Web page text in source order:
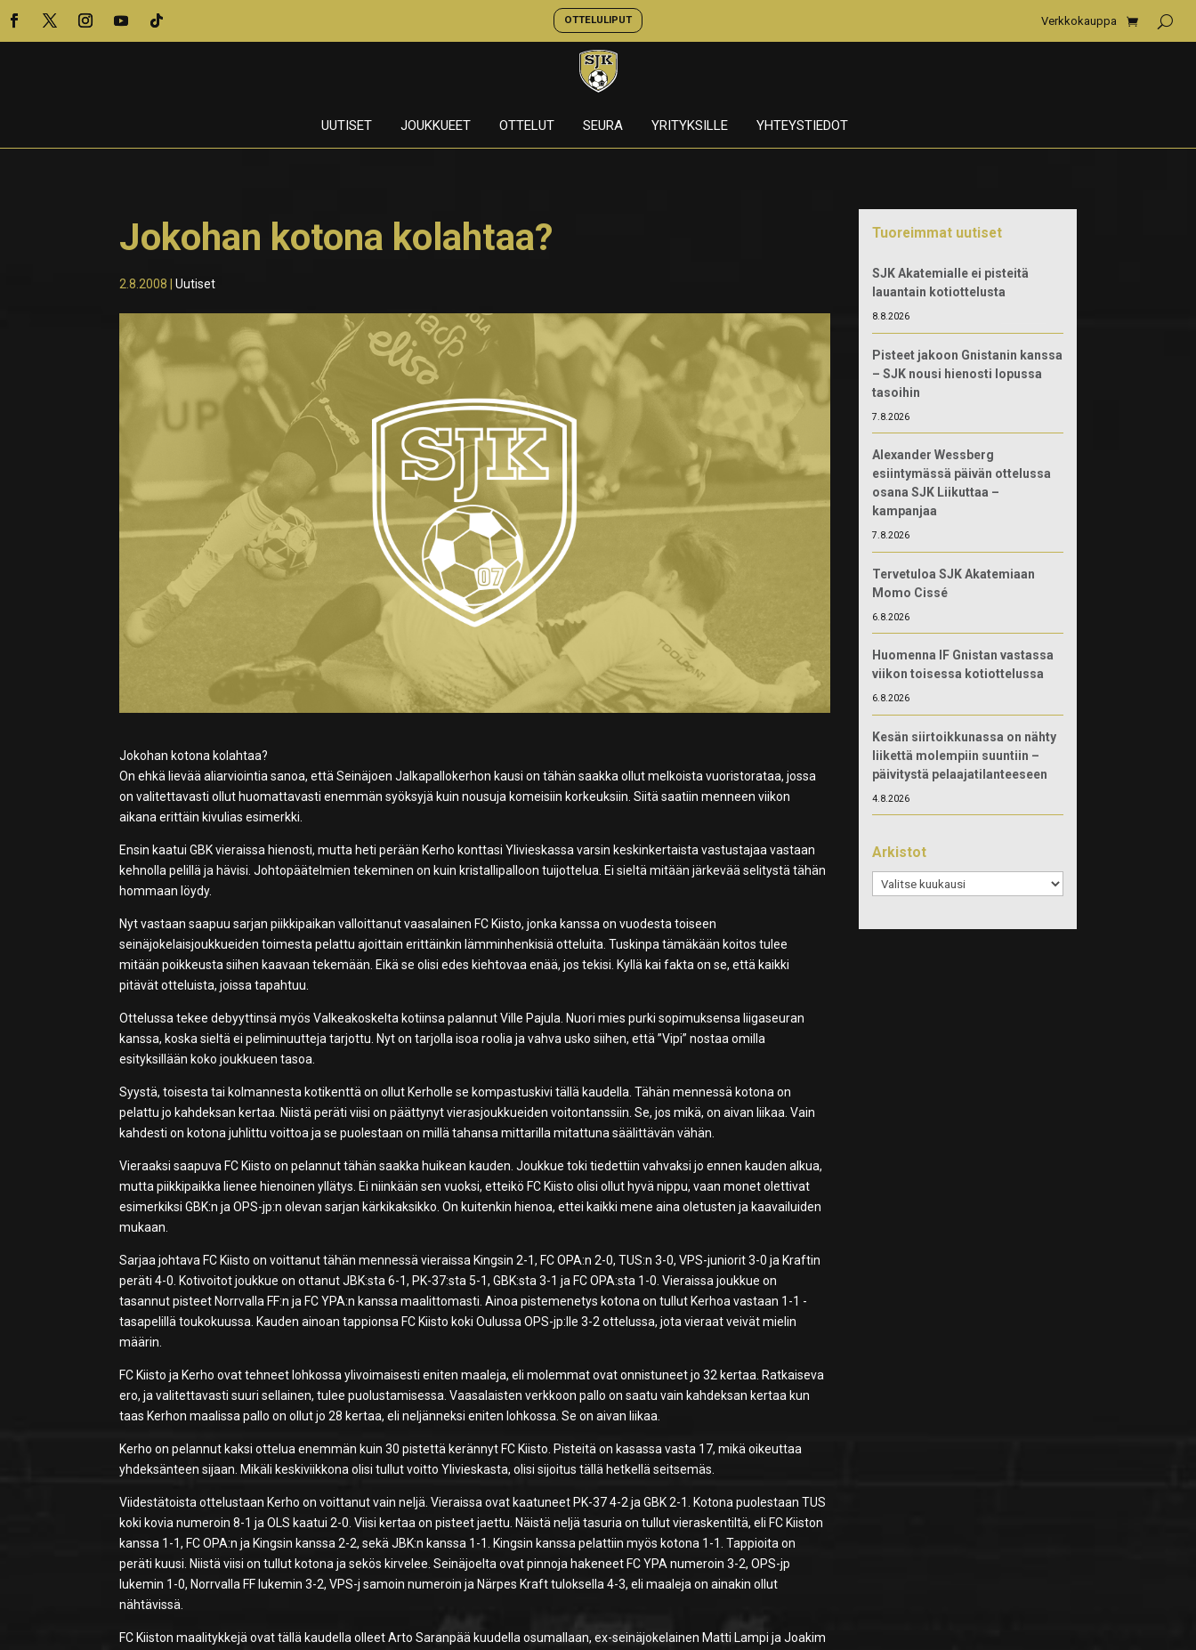
OTTELULIPUT Verkkokauppa
UUTISET JOUKKUEET OTTELUT SEURA YRITYKSILLE YHTEYSTIEDOT
Jokohan kotona kolahtaa?
2.8.2008 |Uutiset
Jokohan kotona kolahtaa?
On ehkä lievää aliarviointia sanoa, että Seinäjoen Jalkapallokerhon kausi on tähän saakka ollut melkoista vuoristorataa, jossa
on valitettavasti ollut huomattavasti enemmän syöksyjä kuin nousuja komeisiin korkeuksiin. Siitä saatiin menneen viikon
aikana erittäin kivulias esimerkki.
Ensin kaatui GBK vieraissa hienosti, mutta heti perään Kerho konttasi Ylivieskassa varsin keskinkertaista vastustajaa vastaan
kehnolla pelillä ja hävisi. Johtopäätelmien tekeminen on kuin kristallipalloon tuijottelua. Ei sieltä mitään järkevää selitystä tähän
hommaan löydy.
Nyt vastaan saapuu sarjan piikkipaikan valloittanut vaasalainen FC Kiisto, jonka kanssa on vuodesta toiseen
seinäjokelaisjoukkueiden toimesta pelattu ajoittain erittäinkin lämminhenkisiä otteluita. Tuskinpa tämäkään koitos tulee
mitään poikkeusta siihen kaavaan tekemään. Eikä se olisi edes kiehtovaa enää, jos tekisi. Kyllä kai fakta on se, että kaikki
pitävät otteluista, joissa tapahtuu.
Ottelussa tekee debyyttinsä myös Valkeakoskelta kotiinsa palannut Ville Pajula. Nuori mies purki sopimuksensa liigaseuran
kanssa, koska sieltä ei peliminuutteja tarjottu. Nyt on tarjolla isoa roolia ja vahva usko siihen, että ”Vipi” nostaa omilla
esityksillään koko joukkueen tasoa.
Syystä, toisesta tai kolmannesta kotikenttä on ollut Kerholle se kompastuskivi tällä kaudella. Tähän mennessä kotona on
pelattu jo kahdeksan kertaa. Niistä peräti viisi on päättynyt vierasjoukkueiden voitontanssiin. Se, jos mikä, on aivan liikaa. Vain
kahdesti on kotona juhlittu voittoa ja se puolestaan on millä tahansa mittarilla mitattuna säälittävän vähän.
Vieraaksi saapuva FC Kiisto on pelannut tähän saakka huikean kauden. Joukkue toki tiedettiin vahvaksi jo ennen kauden alkua,
mutta piikkipaikka lienee hienoinen yllätys. Ei niinkään sen vuoksi, etteikö FC Kiisto olisi ollut hyvä nippu, vaan monet olettivat
esimerkiksi GBK:n ja OPS-jp:n olevan sarjan kärkikaksikko. On kuitenkin hienoa, ettei kaikki mene aina oletusten ja kaavailuiden
mukaan.
Sarjaa johtava FC Kiisto on voittanut tähän mennessä vieraissa Kingsin 2-1, FC OPA:n 2-0, TUS:n 3-0, VPS-juniorit 3-0 ja Kraftin
peräti 4-0. Kotivoitot joukkue on ottanut JBK:sta 6-1, PK-37:sta 5-1, GBK:sta 3-1 ja FC OPA:sta 1-0. Vieraissa joukkue on
tasannut pisteet Norrvalla FF:n ja FC YPA:n kanssa maalittomasti. Ainoa pistemenetys kotona on tullut Kerhoa vastaan 1-1 -
tasapelillä toukokuussa. Kauden ainoan tappionsa FC Kiisto koki Oulussa OPS-jp:lle 3-2 ottelussa, jota vieraat veivät mielin
määrin.
FC Kiisto ja Kerho ovat tehneet lohkossa ylivoimaisesti eniten maaleja, eli molemmat ovat onnistuneet jo 32 kertaa. Ratkaiseva
ero, ja valitettavasti suuri sellainen, tulee puolustamisessa. Vaasalaisten verkkoon pallo on saatu vain kahdeksan kertaa kun
taas Kerhon maalissa pallo on ollut jo 28 kertaa, eli neljänneksi eniten lohkossa. Se on aivan liikaa.
Kerho on pelannut kaksi ottelua enemmän kuin 30 pistettä kerännyt FC Kiisto. Pisteitä on kasassa vasta 17, mikä oikeuttaa
yhdeksänteen sijaan. Mikäli keskiviikkona olisi tullut voitto Ylivieskasta, olisi sijoitus tällä hetkellä seitsemäs.
Viidestätoista ottelustaan Kerho on voittanut vain neljä. Vieraissa ovat kaatuneet PK-37 4-2 ja GBK 2-1. Kotona puolestaan TUS
koki kovia numeroin 8-1 ja OLS kaatui 2-0. Viisi kertaa on pisteet jaettu. Näistä neljä tasuria on tullut vieraskentiltä, eli FC Kiiston
kanssa 1-1, FC OPA:n ja Kingsin kanssa 2-2, sekä JBK:n kanssa 1-1. Kingsin kanssa pelattiin myös kotona 1-1. Tappioita on
peräti kuusi. Niistä viisi on tullut kotona ja sekös kirvelee. Seinäjoelta ovat pinnoja hakeneet FC YPA numeroin 3-2, OPS-jp
lukemin 1-0, Norrvalla FF lukemin 3-2, VPS-j samoin numeroin ja Närpes Kraft tuloksella 4-3, eli maaleja on ainakin ollut
nähtävissä.
FC Kiiston maalitykkejä ovat tällä kaudella olleet Arto Saranpää kuudella osumallaan, ex-seinäjokelainen Matti Lampi ja Joakim
Tuoreimmat uutiset
SJK Akatemialle ei pisteitä
lauantain kotiottelusta
8.8.2026
Pisteet jakoon Gnistanin kanssa
– SJK nousi hienosti lopussa
tasoihin
7.8.2026
Alexander Wessberg
esiintymässä päivän ottelussa
osana SJK Liikuttaa –
kampanjaa
7.8.2026
Tervetuloa SJK Akatemiaan
Momo Cissé
6.8.2026
Huomenna IF Gnistan vastassa
viikon toisessa kotiottelussa
6.8.2026
Kesän siirtoikkunassa on nähty
liikettä molempiin suuntiin –
päivitystä pelaajatilanteeseen
4.8.2026
Arkistot
Arkistot